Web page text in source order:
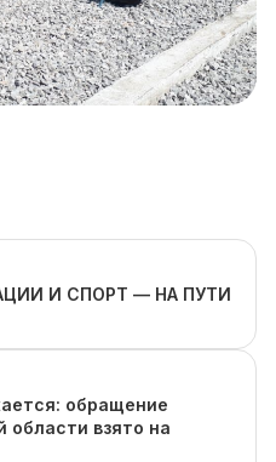
И СПОРТ — НА ПУТИ
обращение
области взято на